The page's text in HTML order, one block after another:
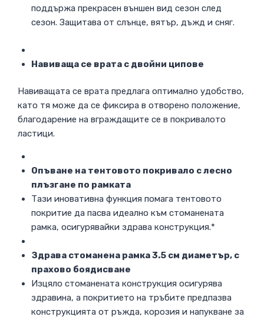
поддържа прекрасен външен вид сезон след
сезон. Защитава от слънце, вятър, дъжд и сняг.
Навиваща се врата с двойни ципове
Навиващата се врата предлага оптимално удобство,
като тя може да се фиксира в отворено положение,
благодарение на вграждащите се в покривалото
ластици.
Опъване на тентовото покривало с лесно
плъзгане по рамката
Тази иновативна функция помага тентовото
покритие да пасва идеално към стоманената
рамка, осигурявайки здрава конструкция.*
Здрава стоманена рамка 3.5 см диаметър, с
прахово боядисване
Изцяло стоманената конструкция осигурява
здравина, а покритието на тръбите предпазва
конструкцията от ръжда, корозия и напукване за